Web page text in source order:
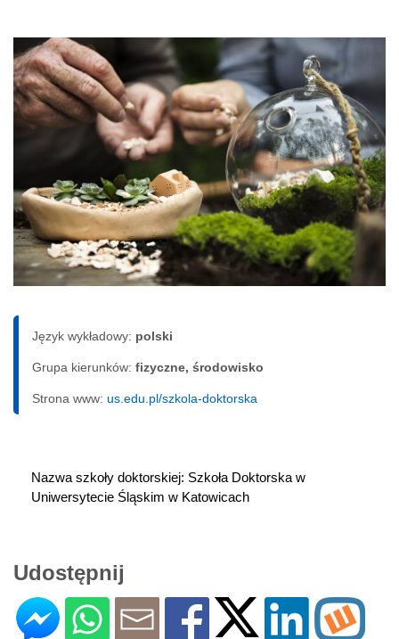
Język wykładowy: polski
Grupa kierunków: fizyczne, środowisko
Strona www: us.edu.pl/szkola-doktorska
Nazwa szkoły doktorskiej: Szkoła Doktorska w
Uniwersytecie Śląskim w Katowicach
Udostępnij